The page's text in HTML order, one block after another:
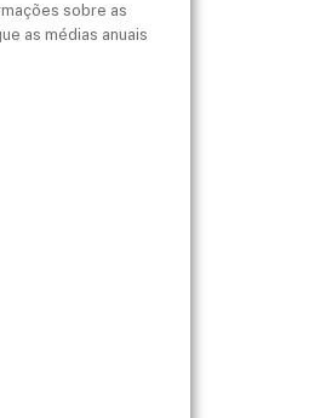
sobre as
as médias anuais